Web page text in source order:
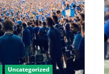
Uncategorized